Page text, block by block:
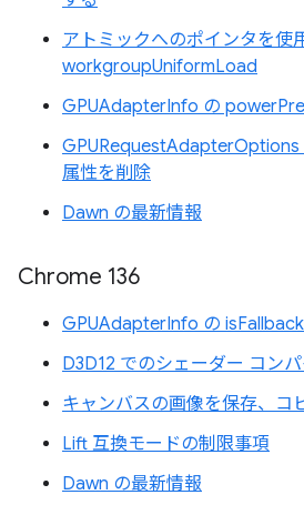
アトミックへのポインタを使
workgroupUniformLoad
GPUAdapterInfo の
属性を削除
Dawn の最新情報
Chrome 136
GPUAdapterInfo の
D3D12 でのシェーダー コン
キャンバスの画像を保存、コ
Lift 互換モードの制限事項
Dawn の最新情報